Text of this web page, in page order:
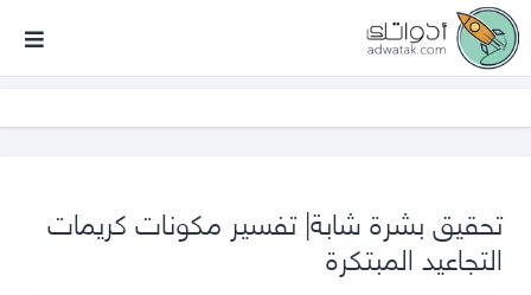
تحقيق بشرة شابة| تفسير مكونات كريمات
التجاعيد المبتكرة